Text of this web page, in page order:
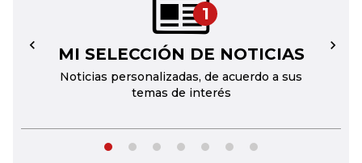
1
MI SELECCIÓN DE NOTICIAS
Noticias personalizadas, de acuerdo a sus
temas de interés
← →